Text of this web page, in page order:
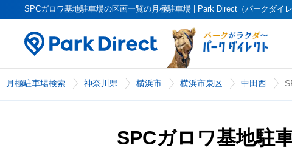
SPCガロワ基地駐車場の区画一覧の月極駐車場 | Park Direct（パークダイレ
月極駐車場検索 神奈川県 横浜市 横浜市泉区 中田西
SPCガロワ基地駐